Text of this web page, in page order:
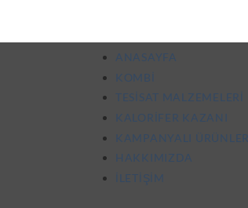
ANASAYFA
KOMBI
TESISAT MALZEMELERI
KALORIFER KAZANI
KAMPANYALI ÜRÜNLER
HAKKIMIZDA
İLETIŞIM